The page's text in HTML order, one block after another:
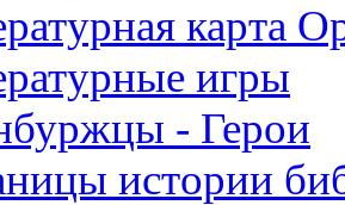
карта
игры
- Герои
истории